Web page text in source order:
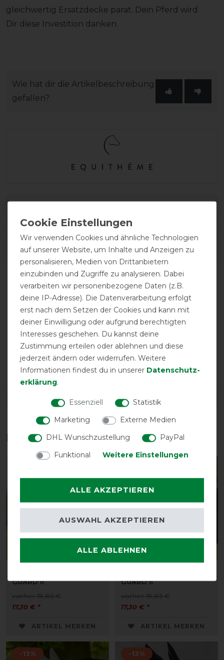
gleichwertig Ersatzdecke parat. Dein Pferd wird
Dir diese Investition danken.
Wie hat dir die Artikelbeschreibung
gefallen?
SKU:400708069
EAN: 3338025786492
festes Halsteil
DETAILS ZUR PRODUKTSICHERHEIT
Das perfekte Zubehör für dich
GUARD II
vorher 19,85 €
17,30 € *
ARTIKEL MERKEN
GUARD II
vorher 19,85 €
17,30 € *
ARTIKEL MERKEN
-13% -13%
Wir verwenden Cookies und ähnliche Technologien
auf unserer Website, um Inhalte und Anzeigen zu
personalisieren, Medien von Drittanbietern
einzubinden und Zugriffe zu analysieren. Dabei
verarbeiten wir personenbezogene Daten (z.B.
deine IP-Adresse). Die Datenverarbeitung erfolgt
erst nach dem Setzen der Cookies und kann mit
deiner Einwilligung oder aufgrund berechtigten
Interesses geschehen. Du kannst deine
Zustimmung erteilen oder ablehnen und diese
jederzeit ändern oder widerrufen. Weitere
Informationen findest du in unserer Daten­schutz­
erklärung.
Essenziell
Statistik
Marketing
Externe Medien
DHL Wunschzustellung
PayPal
Funktional
Weitere Einstellungen
ALLE AKZEPTIEREN
ALLE ABLEHNEN
AUSWAHL AKZEPTIEREN